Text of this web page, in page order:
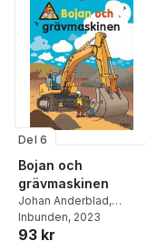
Del 6
Bojan och
grävmaskinen
Johan Anderblad,
Filippa Widlund
Inbunden, 2023
93 kr